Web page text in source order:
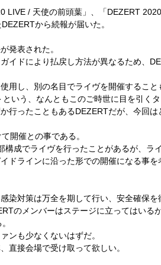
LIVE / 天使の前頭葉」、「DEZERT
DEZERTから続報が届いた。
発表された。
イドにより払戻し方法が異なるため、
用し、別の名目でライヴを開催すること
いう、なんともこのご時世に目を引くタ
行ったこともあるDEZERTだが、 今回は
開催との事である。
構成でライヴを行ったことがあるが、ラ
ドラインに沿った形での開催になる事を
感染対策は万全を期して行い、安全確保を
のメンバーはステージに立ってはいるが
ンも少なくないはずだ。
直接会場で受け取って欲しい。